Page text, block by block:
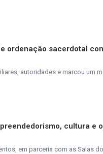
ordenação sacerdotal
autoridades e marcou um
cultura e
em parceria com as Salas